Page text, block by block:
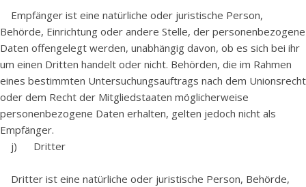
Empfänger ist eine natürliche oder juristische Person,
Behörde, Einrichtung oder andere Stelle, der personenbezogene
Daten offengelegt werden, unabhängig davon, ob es sich bei ihr
um einen Dritten handelt oder nicht. Behörden, die im Rahmen
eines bestimmten Untersuchungsauftrags nach dem Unionsrecht
oder dem Recht der Mitgliedstaaten möglicherweise
personenbezogene Daten erhalten, gelten jedoch nicht als
Empfänger.
j) Dritter
Dritter ist eine natürliche oder juristische Person, Behörde,